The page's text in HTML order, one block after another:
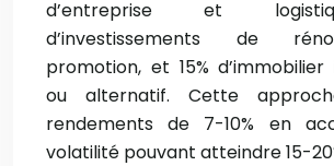
d’entreprise et
d’investissements de
promotion, et 15%
ou alternatif. Cette
rendements de 7-10% en
volatilité pouvant atteindre 15-